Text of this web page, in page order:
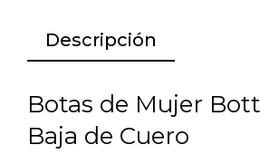
Descripción
Botas de Mujer
Baja de Cuero